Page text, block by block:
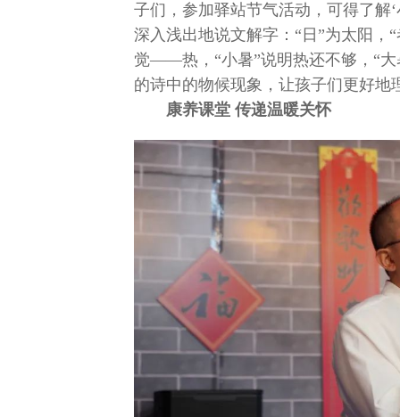
子们，参加驿站节气活动，可得了解
深入浅出地说文解字：“日”为太阳，
觉——热，“小暑”说明热还不够，“
的诗中的物候现象，让孩子们更好地
康养课堂 传递温暖关怀